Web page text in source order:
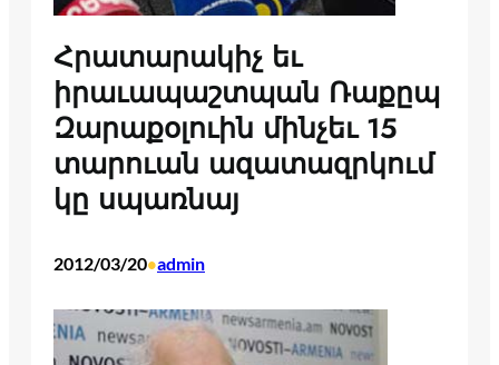
Հրատարակիչ եւ
իրաւապաշտպան Ռաքըպ
Զարաքօլուին մինչեւ 15
տարուան ազատազրկում
կը սպառնայ
2012/03/20•admin